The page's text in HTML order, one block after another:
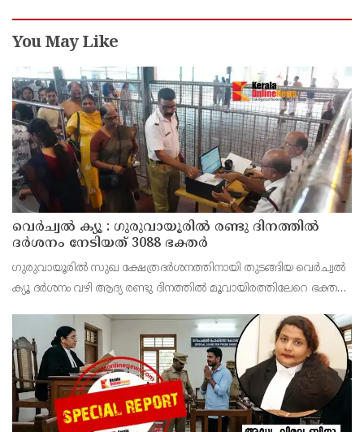
You May Like
വെർച്വൽ ക്യൂ : ഗുരുവായൂരിൽ രണ്ടു ദിനത്തിൽ
ദർശനം നേടിയത് 3088 ഭക്തർ
ഗുരുവായൂരിൽ സുഖ ക്ഷേത്രദർശനത്തിനായി തുടങ്ങിയ വെർച്വൽ
ക്യൂ ദർശനം വഴി ആദ്യ രണ്ടു ദിനത്തിൽ മൂവായിരത്തിലേറെ ഭക്തർ
ചെയ്തിരുന്നു.